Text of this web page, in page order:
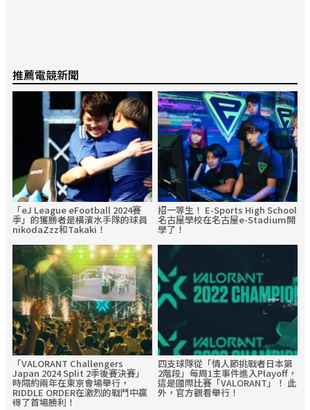
推薦電競新聞
「eJ League eFootball 2024賽
季」的獲勝者是橫濱水手隊的球員
nikodaZzz和Takaki！
招一等生！ E-Sports High School
名古屋學校在名古屋e-Stadium開
學了！
「VALORANT Challengers
Japan 2024 Split 2季後賽決賽」
時隔約兩年在東京會場舉行，
RIDDLE ORDER在激烈的戰鬥中贏
得了首場勝利！
四支球隊從「情人節挑戰者日本第
2階段」每周1主事件進入Playoff，
這是國際比賽「VALORANT」！ 此
外，官方觀看舉行！